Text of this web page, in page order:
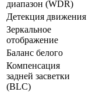
диапазон (WDR)
Детекция движения
Зеркальное
отображение
Баланс белого
Компенсация
задней засветки
(BLC)